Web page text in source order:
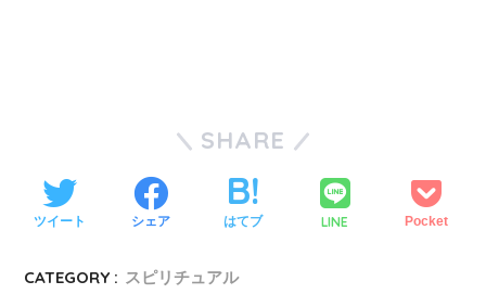
SHARE
ツイート シェア はてブ LINE Pocket
CATEGORY : スピリチュアル